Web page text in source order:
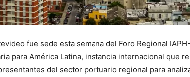
fue sede esta semana del Foro Regional
para América Latina, instancia internacional que
del sector portuario regional para